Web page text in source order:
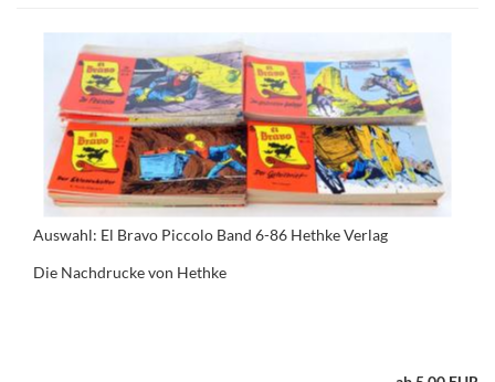
Auswahl: El Bravo Piccolo Band 6-86 Hethke Verlag
Die Nachdrucke von Hethke